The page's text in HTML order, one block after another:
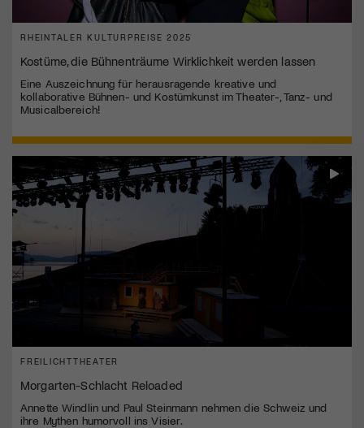
RHEINTALER KULTURPREISE 2025
Kostüme, die Bühnenträume Wirklichkeit werden lassen
Eine Auszeichnung für herausragende kreative und
kollaborative Bühnen- und Kostümkunst im Theater-, Tanz- und
Musicalbereich!
FREILICHTTHEATER
Morgarten-Schlacht Reloaded
Annette Windlin und Paul Steinmann nehmen die Schweiz und
ihre Mythen humorvoll ins Visier.